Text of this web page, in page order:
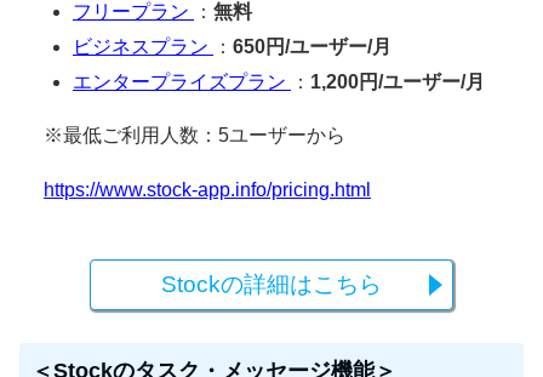
フリープラン ： 無料
ビジネスプラン
： 650円/ユーザー/月
エンタープライズプラン
： 1,200円/ユーザー/月
※最低ご利用人数：5ユーザーから
https://www.stock-app.info/pricing.html
Stockの詳細はこちら
＜Stockのタスク・メッセージ機能＞